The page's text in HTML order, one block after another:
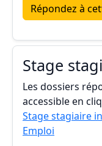
Répondez à
Stage
Les dossiers
accessible en
Stage stagiaire
Emploi